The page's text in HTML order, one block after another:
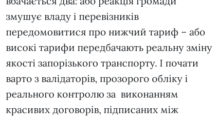
змушує владу і перевізників
передомовитися про нижчий тариф – або
високі тарифи передбачають реальну зміну
якості запорізького транспорту. І почати
варто з валідаторів, прозорого обліку і
реального контролю за виконанням
красивих договорів, підписаних між